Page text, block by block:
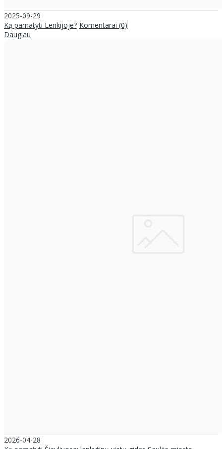
2025-09-29
Ką pamatyti Lenkijoje? Komentarai (0)
Daugiau
2026-04-28